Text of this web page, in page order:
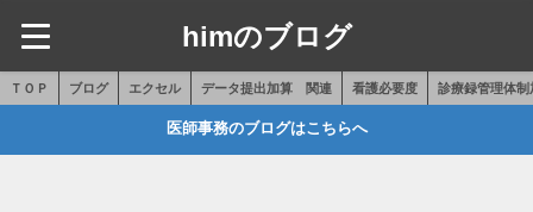
himのブログ
ＴＯＰ ブログ エクセル データ提出加算 関連 看護必要度 診療録管理体制
医師事務のブログはこちらへ